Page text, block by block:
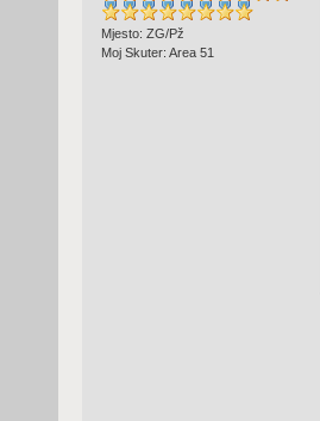
Mjesto: ZG/Pž
Moj Skuter: Area 51